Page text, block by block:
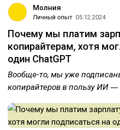
Молния
Личный опыт 05.12.2024
Почему мы платим
копирайтерам, хотя
один ChatGPT
Вообще-то, мы уже
копирайтеров в пользу ИИ ―